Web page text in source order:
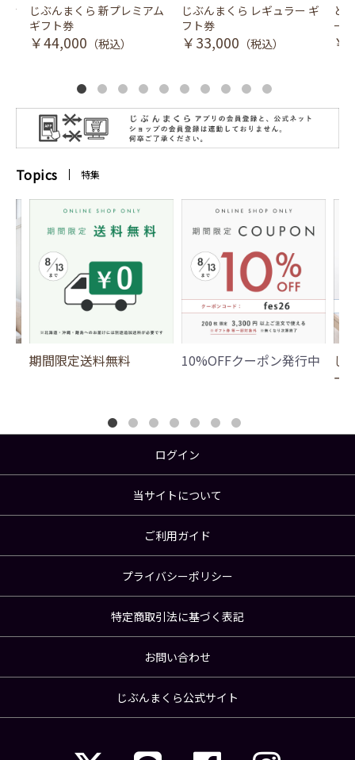
冷
じぶんまくら 新プレミアム
ギフト券
￥44,000 （税込）
じぶんまくら レギュラー ギ
フト券
￥33,000 （税込）
と
ース
￥
Topics 特集
期間限定送料無料 10%OFFクーポン発行中
じ
ー
ログイン
当サイトについて
ご利用ガイド
プライバシーポリシー
特定商取引法に基づく表記
お問い合わせ
じぶんまくら公式サイト